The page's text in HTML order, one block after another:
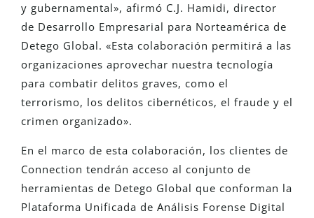
y gubernamental», afirmó C.J. Hamidi, director
de Desarrollo Empresarial para Norteamérica de
Detego Global. «Esta colaboración permitirá a las
organizaciones aprovechar nuestra tecnología
para combatir delitos graves, como el
terrorismo, los delitos cibernéticos, el fraude y el
crimen organizado».
En el marco de esta colaboración, los clientes de
Connection tendrán acceso al conjunto de
herramientas de Detego Global que conforman la
Plataforma Unificada de Análisis Forense Digital